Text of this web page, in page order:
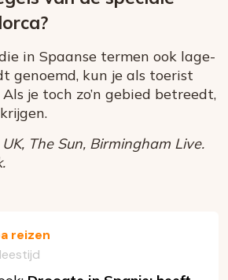
in Spaanse termen ook lage-
genoemd, kun je als toerist
je toch zo’n gebied betreedt,
The Sun, Birmingham Live.
reizen